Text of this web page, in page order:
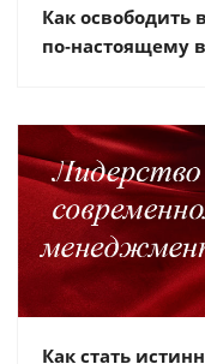
Как освободить
по‑настоящему
Как стать истинным